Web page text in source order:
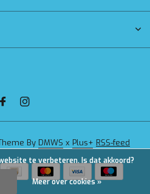
By DMWS x Plus+ RSS-feed
te verbeteren. Is dat akkoord?
Meer over cookies »